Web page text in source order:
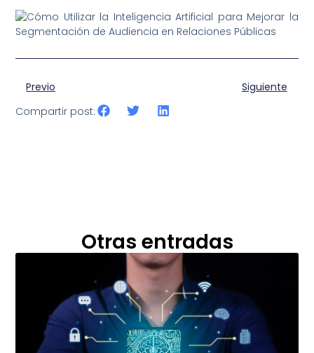
Previo
Siguiente
Compartir post:
Otras entradas